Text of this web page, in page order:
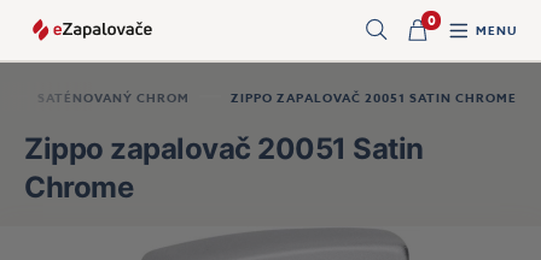
Hledat
0
MENU
SATÉNOVANÝ CHROM ZIPPO ZAPALOVAČ 20051 SATIN CHROME
Zippo zapalovač 20051 Satin
Chrome